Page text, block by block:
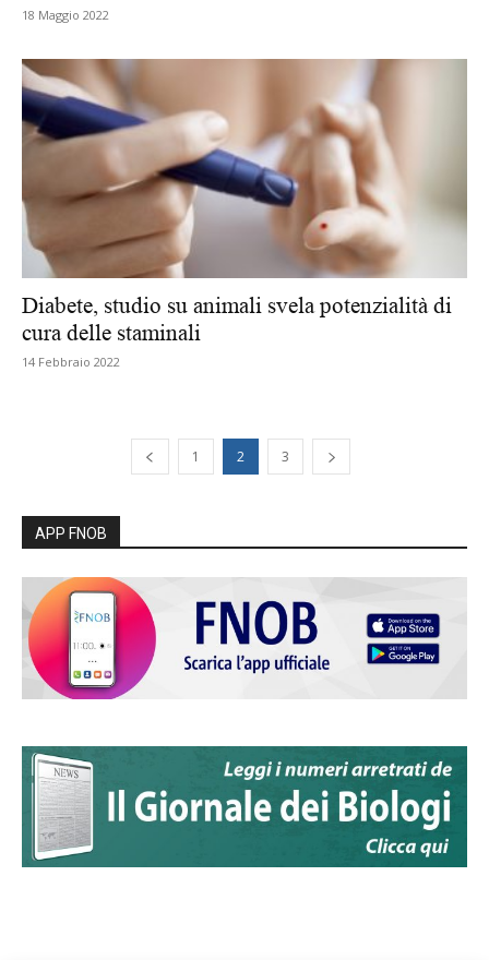
18 Maggio 2022
Diabete, studio su animali svela potenzialità di
cura delle staminali
14 Febbraio 2022
1 2 3
APP FNOB